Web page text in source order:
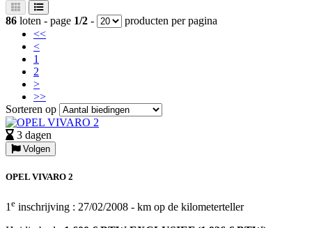
86 loten - page 1/2 -
producten per pagina
<<
<
1
2
>
>>
Sorteren op
3 dagen
Volgen
OPEL VIVARO 2
1 e inschrijving : 27/02/2008 - km op de kilometerteller